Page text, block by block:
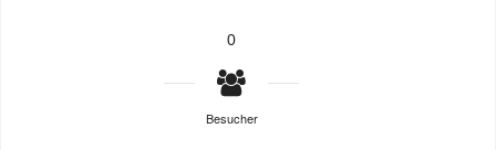
0
Besucher